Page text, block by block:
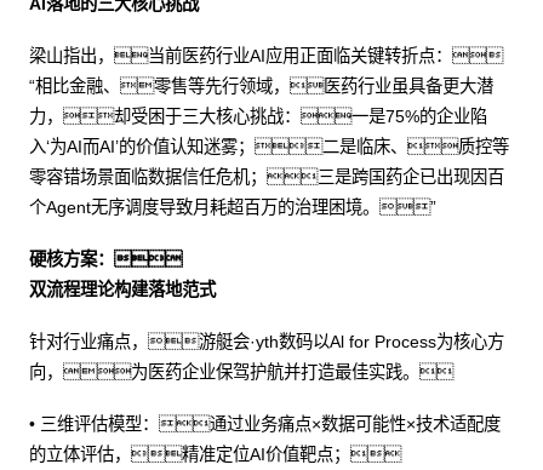
梁山指出，当前医药行业AI应用正面临关键转折点：
“相比金融、零售等先行领域，医药行业虽具备更大潜
力，却受困于三大核心挑战：一是75%的企业陷
入‘为AI而AI’的价值认知迷雾；二是临床、质控等
零容错场景面临数据信任危机；三是跨国药企已出现因百
个Agent无序调度导致月耗超百万的治理困境。”
硬核方案：
双流程理论构建落地范式
针对行业痛点，游艇会·yth数码以Al for Process为核心方
向，为医药企业保驾护航并打造最佳实践。
• 三维评估模型：通过业务痛点×数据可能性×技术适配度
的立体评估，精准定位AI价值靶点；